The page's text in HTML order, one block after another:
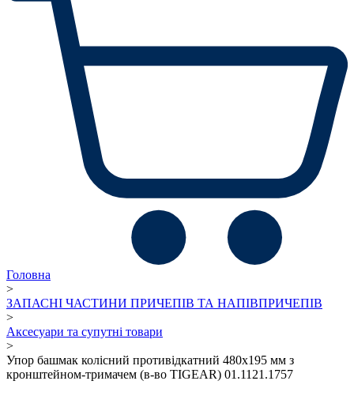
Головна
>
ЗАПАСНІ ЧАСТИНИ ПРИЧЕПІВ ТА НАПІВПРИЧЕПІВ
>
Аксесуари та супутні товари
>
Упор башмак колісний противідкатний 480х195 мм з
кронштейном-тримачем (в-во TIGEAR) 01.1121.1757